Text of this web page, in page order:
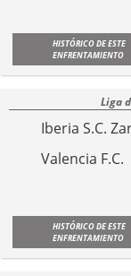
HISTÓRICO DE ESTE
ENFRENTAMIENTO
Liga
Iberia S.C.
Valencia F.C.
HISTÓRICO DE ESTE
ENFRENTAMIENTO